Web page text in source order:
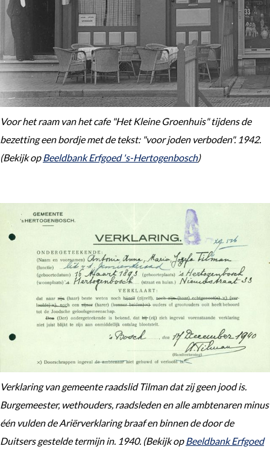
Voor het raam van het cafe "Het Kleine Groenhuis" tijdens de
bezetting een bordje met de tekst: "voor joden verboden". 1942.
(Bekijk opBeeldbank Erfgoed 's-Hertogenbosch)
Verklaring van gemeente raadslid Tilman dat zij geen jood is.
Burgemeester, wethouders, raadsleden en alle ambtenaren minus
één vulden de Ariërverklaring braaf en binnen de door de
Duitsers gestelde termijn in. 1940. (Bekijk opBeeldbank Erfgoed